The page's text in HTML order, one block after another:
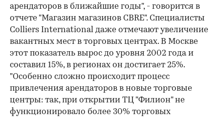
арендаторов в ближайшие годы", - говорится в
отчете "Магазин магазинов CBRE". Специалисты
Colliers International даже отмечают увеличение
вакантных мест в торговых центрах. В Москве
этот показатель вырос до уровня 2002 года и
составил 15%, в регионах он достигает 25%.
"Особенно сложно происходит процесс
привлечения арендаторов в новые торговые
центры: так, при открытии ТЦ "Филион" не
функционировало более 30% торговых